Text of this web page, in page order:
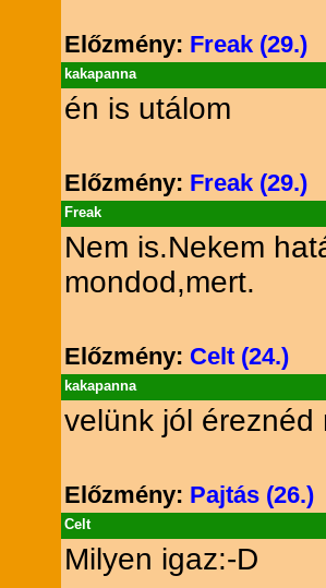
Előzmény: Freak (29.)
kakapanna
én is utálom
Előzmény: Freak (29.)
Freak
Nem is.Nekem
mondod,mert.
Előzmény: Celt (24.)
kakapanna
velünk jól éreznéd
Előzmény: Pajtás (26.)
Celt
Milyen igaz:-D